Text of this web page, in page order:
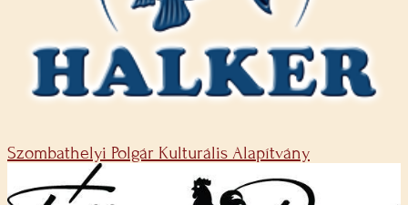
Szombathelyi Polgár Kulturális Alapítvány